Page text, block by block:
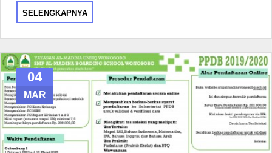
SELENGKAPNYA
04
MAR